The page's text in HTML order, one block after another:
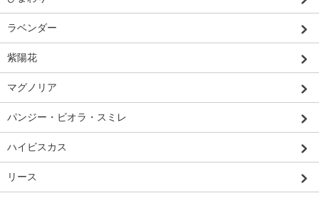
ラベンダー
紫陽花
マグノリア
パンジー・ビオラ・スミレ
ハイビスカス
リース